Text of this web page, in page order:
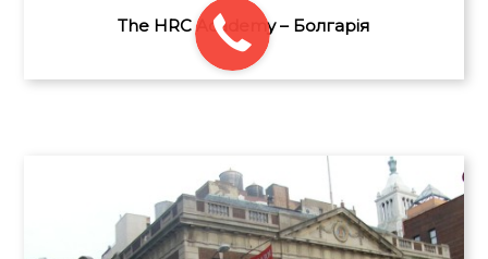
The HRC Academy – Болгарія